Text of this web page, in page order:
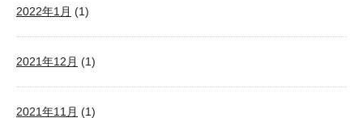
2022年1月 (1)
2021年12月 (1)
2021年11月 (1)